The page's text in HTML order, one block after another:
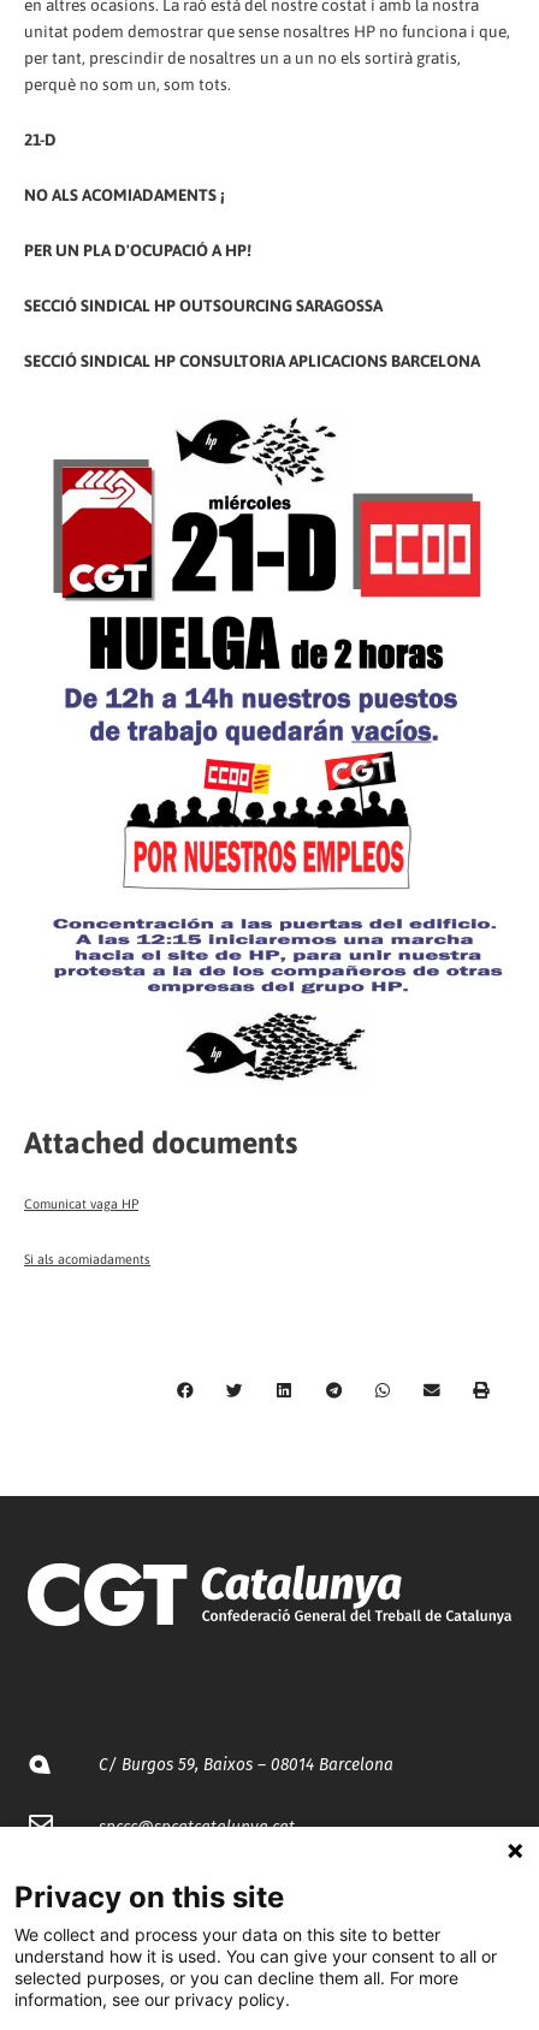
en altres ocasions. La raó està del nostre costat i amb la nostra
unitat podem demostrar que sense nosaltres HP no funciona i que,
per tant, prescindir de nosaltres un a un no els sortirà gratis,
perquè no som un, som tots.
21-D
NO ALS ACOMIADAMENTS ¡
PER UN PLA D'OCUPACIÓ A HP!
SECCIÓ SINDICAL HP OUTSOURCING SARAGOSSA
SECCIÓ SINDICAL HP CONSULTORIA APLICACIONS BARCELONA
Attached documents
Comunicat vaga HP
Si als acomiadaments
C/ Burgos 59, Baixos – 08014 Barcelona
spccc@spcgtcatalunya.cat
@CGTCatalunya
cgtcatalunya
Privacy on this site
We collect and process your data on this site to better
understand how it is used. You can give your consent to all or
selected purposes, or you can decline them all. For more
information, see our privacy policy.